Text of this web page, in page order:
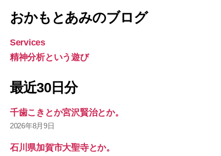
おかもとあみのブログ
Services
精神分析という遊び
最近30日分
千歯こきとか宮沢賢治とか。
2026年8月9日
石川県加賀市大聖寺とか。